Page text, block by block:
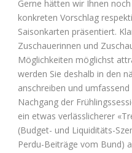
Gerne hätten wir Ihnen
konkreten Vorschlag
Saisonkarten präsentiert.
Zuschauerinnen und
Möglichkeiten möglichst
werden Sie deshalb in den
anschreiben und
Nachgang der
ein etwas verlässlicherer
(Budget- und Liquiditäts-
Perdu-Beiträge vom Bund)